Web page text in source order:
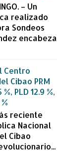
– Un
realizado
Sondeos
encabeza
Centro
Cibao PRM
%, PLD 12.9 %,
reciente
Nacional
Cibao